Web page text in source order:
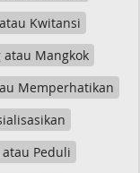
Kwitansi
atau Mangkok
Memperhatikan
Peduli